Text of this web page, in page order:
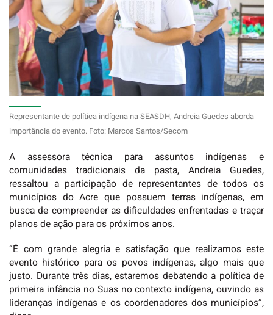
Representante de política indígena na SEASDH, Andreia Guedes aborda
importância do evento. Foto: Marcos Santos/Secom
A assessora técnica para assuntos indígenas e
comunidades tradicionais da pasta, Andreia Guedes,
ressaltou a participação de representantes de todos os
municípios do Acre que possuem terras indígenas, em
busca de compreender as dificuldades enfrentadas e traçar
planos de ação para os próximos anos.
“É com grande alegria e satisfação que realizamos este
evento histórico para os povos indígenas, algo mais que
justo. Durante três dias, estaremos debatendo a política de
primeira infância no Suas no contexto indígena, ouvindo as
lideranças indígenas e os coordenadores dos municípios”,